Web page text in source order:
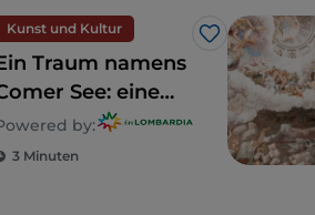
Kunst und Kultur
Like
Traum namens
See: eine
by:
3 Minuten